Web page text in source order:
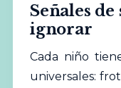
Señales
ignorar
Cada niño
universales: